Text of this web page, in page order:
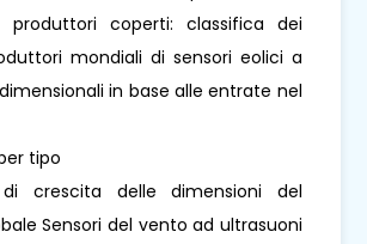
produttori coperti: classifica dei
mondiali di sensori eolici a
in base alle entrate nel
tipo
di crescita delle dimensioni del
Sensori del vento ad ultrasuoni